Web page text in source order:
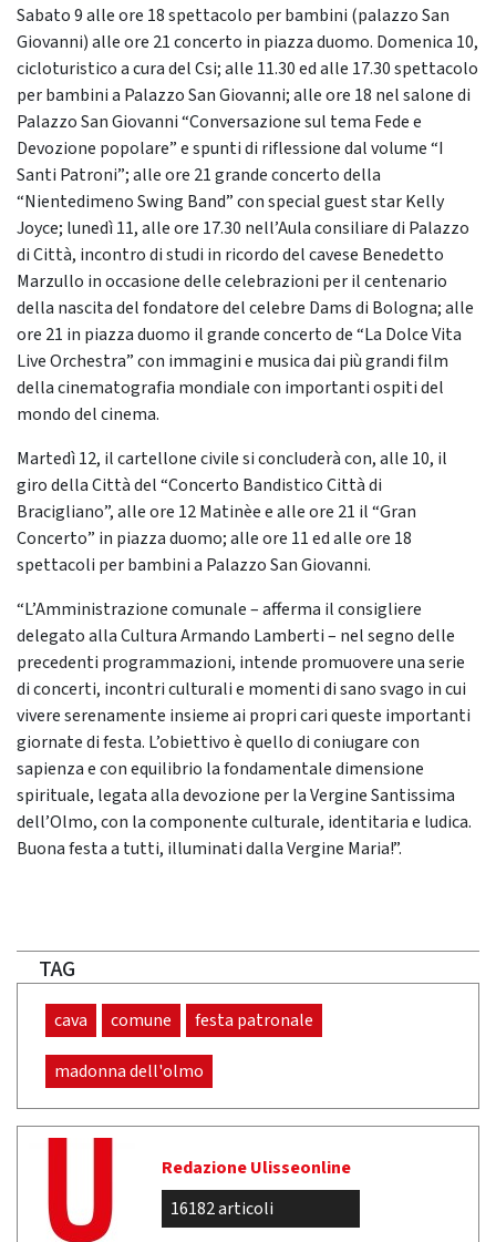
Sabato 9 alle ore 18 spettacolo per bambini (palazzo San
Giovanni) alle ore 21 concerto in piazza duomo. Domenica 10,
cicloturistico a cura del Csi; alle 11.30 ed alle 17.30 spettacolo
per bambini a Palazzo San Giovanni; alle ore 18 nel salone di
Palazzo San Giovanni “Conversazione sul tema Fede e
Devozione popolare” e spunti di riflessione dal volume “I
Santi Patroni”; alle ore 21 grande concerto della
“Nientedimeno Swing Band” con special guest star Kelly
Joyce; lunedì 11, alle ore 17.30 nell’Aula consiliare di Palazzo
di Città, incontro di studi in ricordo del cavese Benedetto
Marzullo in occasione delle celebrazioni per il centenario
della nascita del fondatore del celebre Dams di Bologna; alle
ore 21 in piazza duomo il grande concerto de “La Dolce Vita
Live Orchestra” con immagini e musica dai più grandi film
della cinematografia mondiale con importanti ospiti del
mondo del cinema.
Martedì 12, il cartellone civile si concluderà con, alle 10, il
giro della Città del “Concerto Bandistico Città di
Bracigliano”, alle ore 12 Matinèe e alle ore 21 il “Gran
Concerto” in piazza duomo; alle ore 11 ed alle ore 18
spettacoli per bambini a Palazzo San Giovanni.
“L’Amministrazione comunale – afferma il consigliere
delegato alla Cultura Armando Lamberti – nel segno delle
precedenti programmazioni, intende promuovere una serie
di concerti, incontri culturali e momenti di sano svago in cui
vivere serenamente insieme ai propri cari queste importanti
giornate di festa. L’obiettivo è quello di coniugare con
sapienza e con equilibrio la fondamentale dimensione
spirituale, legata alla devozione per la Vergine Santissima
dell’Olmo, con la componente culturale, identitaria e ludica.
Buona festa a tutti, illuminati dalla Vergine Maria!”.
TAG
cava comune festa patronale
madonna dell'olmo
Redazione Ulisseonline
16182 articoli